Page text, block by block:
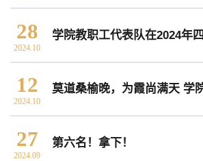
常用办公电话 办事流程
28
2024.10
12
2024.10
27
2024.09
第六名！拿下！